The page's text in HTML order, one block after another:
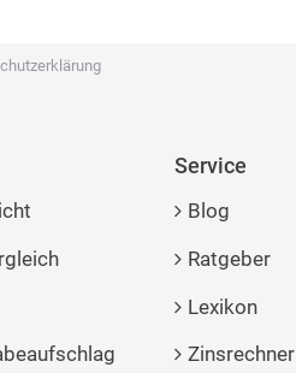
Service
Blog
Ratgeber
Lexikon
Zinsrechner